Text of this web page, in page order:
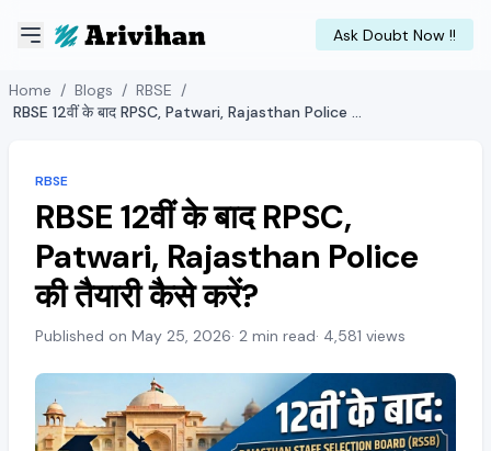
Ask Doubt Now !!
Home / Blogs / RBSE /
RBSE 12वीं के बाद RPSC, Patwari, Rajasthan Police की तैयारी कैसे करें?
RBSE
RBSE 12वीं के बाद RPSC,
Patwari, Rajasthan Police
की तैयारी कैसे करें?
Published on May 25, 2026· 2 min read· 4,581 views